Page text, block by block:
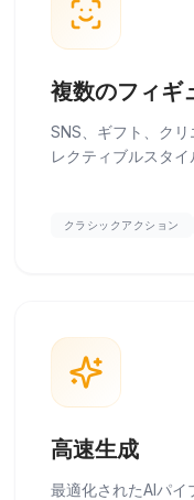
複数のフィギ
SNS、ギフト、ク
レクティブルスタイ
クラシックアクション
高速生成
最適化されたAIパ